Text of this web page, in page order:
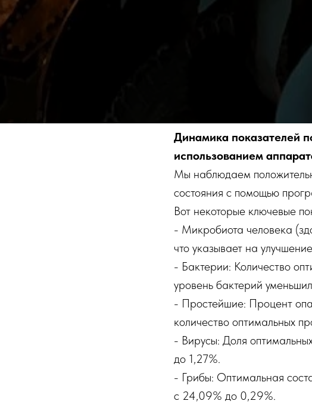
Динамика показателей
использованием
Мы наблюдаем
состояния с помощью
Вот некоторые ключевые
- Микробиота человека
что указывает на
- Бактерии: Количество
уровень бактерий
- Простейшие: Процент
количество оптимальных
- Вирусы: Доля
до 1,27%.
- Грибы: Оптимальная
с 24,09% до 0,29%.